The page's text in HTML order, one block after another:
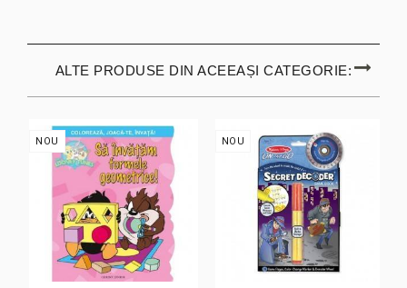
ALTE PRODUSE DIN ACEEAȘI CATEGORIE:
NOU NOU